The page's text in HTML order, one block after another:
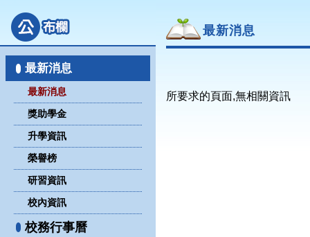
最新消息
最新消息
獎助學金
升學資訊
榮譽榜
研習資訊
校內資訊
校務行事曆
最新消息
所要求的頁面,無相關資訊